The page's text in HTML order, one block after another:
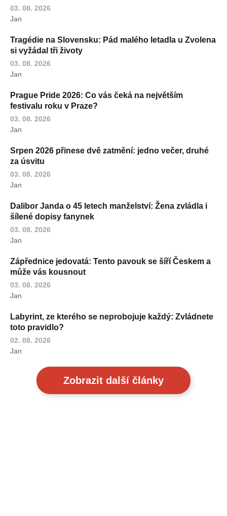
03. 08. 2026
Jan
Tragédie na Slovensku: Pád malého letadla u Zvolena
si vyžádal tři životy
03. 08. 2026
Jan
Prague Pride 2026: Co vás čeká na největším
festivalu roku v Praze?
03. 08. 2026
Jan
Srpen 2026 přinese dvě zatmění: jedno večer, druhé
za úsvitu
03. 08. 2026
Jan
Dalibor Janda o 45 letech manželství: Žena zvládla i
šílené dopisy fanynek
03. 08. 2026
Jan
Zápřednice jedovatá: Tento pavouk se šíří Českem a
může vás kousnout
03. 08. 2026
Jan
Labyrint, ze kterého se neprobojuje každý: Zvládnete
toto pravidlo?
02. 08. 2026
Jan
Zobrazit další články